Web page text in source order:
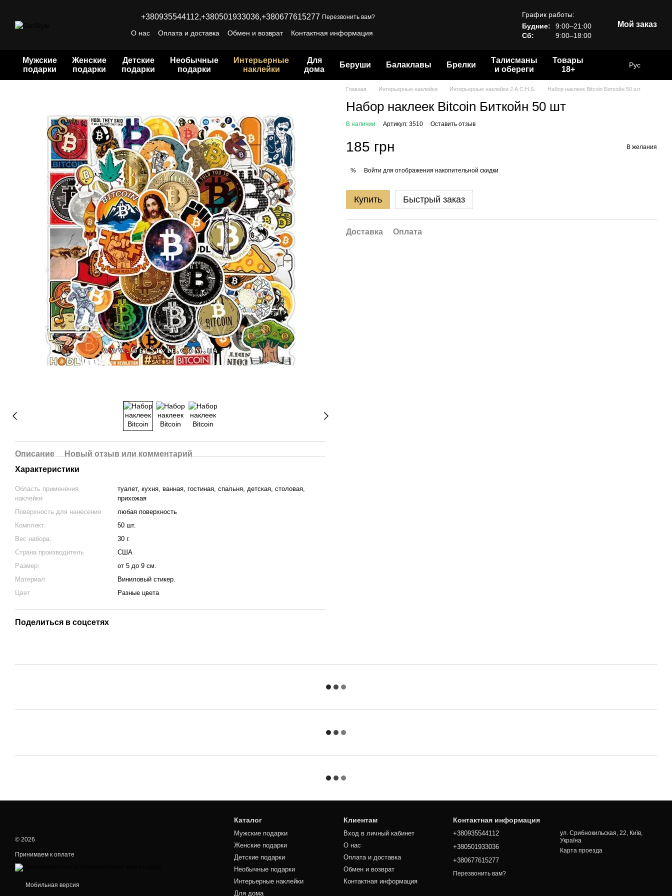
+380935544112,+380501933036,+380677615277 Перезвонить вам?
О нас Оплата и доставка Обмен и возврат Контактная информация
График работы:
Будние:
9:00–21:00
Сб:
9:00–18:00
Мой заказ
Мужские
подарки
Женские
подарки
Детские
подарки
Необычные
подарки
Интерьерные
наклейки
Для
дома
Беруши Балаклавы Брелки
Талисманы
и обереги
Товары
18+
Рус
Описание
Новый отзыв или комментарий
Характеристики
Область применения
наклейки
туалет, кухня, ванная, гостиная, спальня, детская, столовая,
прихожая
Поверхность для нанесения
любая поверхность
Комплект:
50 шт.
Вес набора:
30 г.
Страна производитель
США
Размер:
от 5 до 9 см.
Материал:
Виниловый стикер.
Цвет
Разные цвета
Поделиться в соцсетях
Главная Интерьерные наклейки Интерьерные наклейки J.A.C.H.S. Набор наклеек Bitcoin Биткойн 50 шт
Набор наклеек Bitcoin Биткойн 50 шт
В наличии Артикул: 3510 Оставить отзыв
185 грн В желания
% Войти для отображения накопительной скидки
Купить Быстрый заказ
Доставка Оплата
© 2026
Принимаем к оплате
Мобильная версия
Каталог
Мужские подарки
Женские подарки
Детские подарки
Необычные подарки
Интерьерные наклейки
Для дома
Клиентам
Вход в личный кабинет
О нас
Оплата и доставка
Обмен и возврат
Контактная информация
Контактная информация
+380935544112
+380501933036
+380677615277
Перезвонить вам?
ул. Срибнокильская, 22, Київ,
Україна
Карта проезда